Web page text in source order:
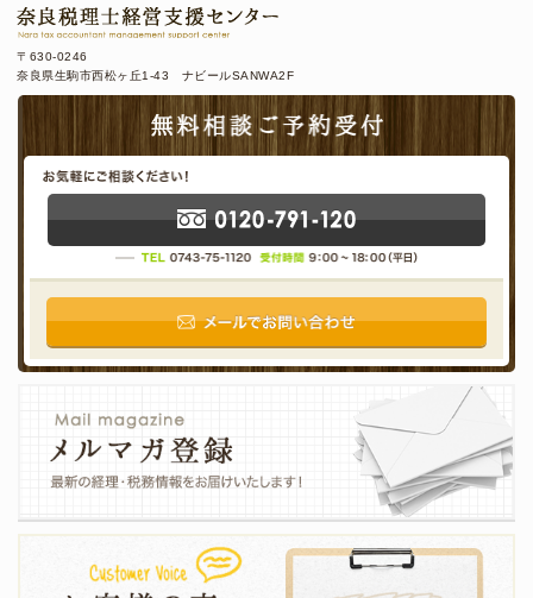
〒630-0246
奈良県生駒市西松ヶ丘1-43 ナビールSANWA2F